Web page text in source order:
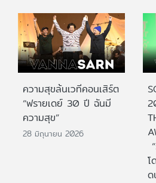
ความสุขล้นเวทีคอนเสิร์ต
“ฟรายเดย์ 30 ปี ฉันมี
ความสุข”
28 มิถุนายน 2026
โ
ด